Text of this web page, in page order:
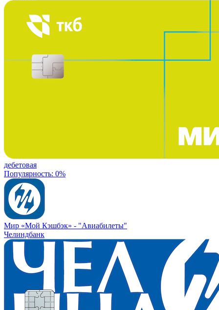
дебетовая
Популярность: 0%
Мир «Мой Кэшбэк» - "Авиабилеты"
Челиндбанк